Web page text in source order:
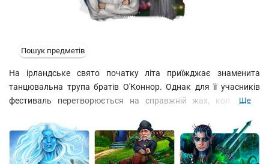
Пошук предметів
На ірландське свято початку літа приїжджає знаменита
танцювальна трупа братів О'Коннор. Однак для її учасників
фестиваль перетворюється на справжній жах, коли вони
вісниця смерті, чи хтось просто вирішив вдягнути в містику
звичайну помсту. Дізнайтеся про історію трупи та спробуйте
виправити помилки минулого, щоб врятувати близьких у цій
Ще